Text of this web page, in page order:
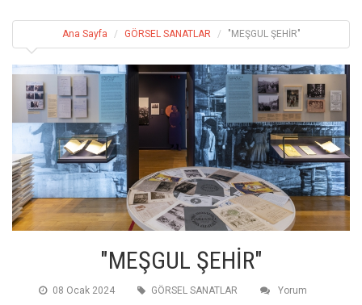
Ana Sayfa GÖRSEL SANATLAR "MEŞGUL ŞEHİR"
"MEŞGUL ŞEHİR"
08 Ocak 2024 GÖRSEL SANATLAR Yorum